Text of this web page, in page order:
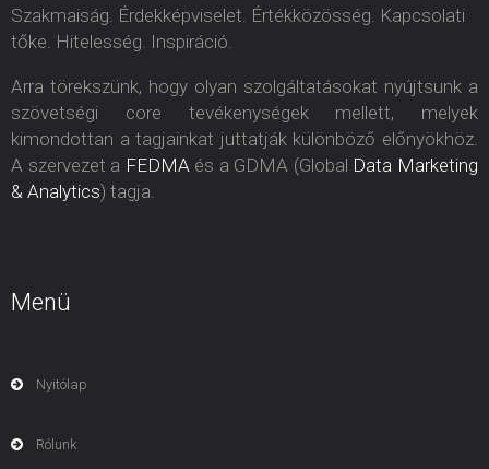
Szakmaiság. Érdekképviselet. Értékközösség. Kapcsolati
tőke. Hitelesség. Inspiráció.
Arra törekszünk, hogy olyan szolgáltatásokat nyújtsunk a
szövetségi core tevékenységek mellett, melyek
kimondottan a tagjainkat juttatják különböző előnyökhöz.
A szervezet a FEDMAés a GDMA (Global Data Marketing
& Analytics) tagja.
Menü
Nyitólap
Rólunk